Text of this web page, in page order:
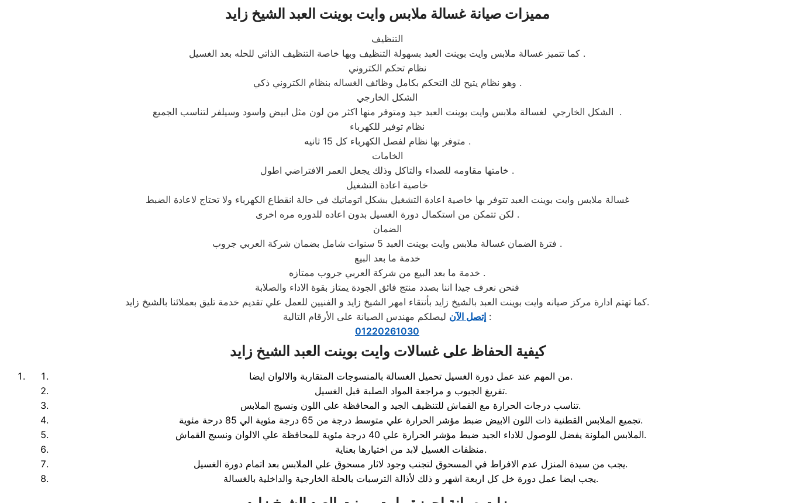
مميزات صيانة غسالة ملابس وايت بوينت العبد الشيخ زايد
التنظيف
كما تتميز غسالة ملابس وايت بوينت العبد بسهولة التنظيف وبها خاصة التنظيف الذاتي للحله بعد الغسيل .
نظام تحكم الكتروني
وهو نظام يتيح لك التحكم بكامل وظائف الغساله بنظام الكتروني ذكي .
الشكل الخارجي
الشكل الخارجي لغسالة ملابس وايت بوينت العبد جيد ومتوفر منها اكثر من لون مثل ابيض واسود وسيلفر لتناسب الجميع .
نظام توفير للكهرباء
متوفر بها نظام لفصل الكهرباء كل 15 ثانيه .
الخامات
خامتها مقاومه للصداء والتاكل وذلك يجعل العمر الافتراضي اطول .
خاصية اعادة التشغيل
غسالة ملابس وايت بوينت العبد تتوفر بها خاصية اعادة التشغيل بشكل اتوماتيك في حالة انقطاع الكهرباء ولا تحتاج لاعادة الضبط
لكن تتمكن من استكمال دورة الغسيل بدون اعاده للدوره مره اخرى .
الضمان
فترة الضمان غسالة ملابس وايت بوينت العبد 5 سنوات شامل بضمان شركة العربي جروب .
خدمة ما بعد البيع
خدمة ما بعد البيع من شركة العربي جروب ممتازه .
فنحن نعرف جيدا اننا بصدد منتج فائق الجودة يمتاز بقوة الاداء والصلابة
كما تهتم ادارة مركز صيانه وايت بوينت العبد بالشيخ زايد بأنتقاء امهر الشيخ زايد و الفنيين للعمل علي تقديم خدمة تليق بعملائنا بالشيخ زايد.
إتصل الآن ليصلكم مهندس الصيانة على الأرقام التالية :
01220261030
كيفية الحفاظ على غسالات وايت بوينت العبد الشيخ زايد
من المهم عند عمل دورة الغسيل تحميل الغسالة بالمنسوجات المتقاربة والالوان ايضا.
تفريغ الجيوب و مراجعة المواد الصلبة فبل الغسيل.
تناسب درجات الحرارة مع القماش للتنظيف الجيد و المحافظة علي اللون ونسيج الملابس.
تجميع الملابس القطنية ذات اللون الابيض ضبط مؤشر الحرارة علي متوسط درجة من 65 درجة مئوية الي 85 درحة مئوية.
الملابس الملونة يفضل للوصول للاداء الجيد ضبط مؤشر الحرارة علي 40 درجة مئوية للمحافظة علي الالوان ونسيج القماش.
منظفات الغسيل لابد من اختيارها بعناية.
يجب من سيدة المنزل عدم الافراط في المسحوق لتجنب وجود لاثار مسحوق علي الملابس بعد اتمام دورة الغسيل.
يجب ايضا عمل دورة خل كل اربعة اشهر و ذلك لأذالة الترسبات بالحلة الخارجية والداخلية بالغسالة.